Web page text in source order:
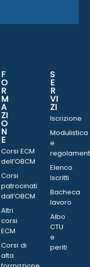
F
O
R
M
A
ZI
O
N
E
Corsi ECM
dell’OBCM
Corsi
patrocinati
dall’OBCM
Altri
corsi
ECM
Corsi di
alta
S
E
R
VI
ZI
Iscrizione
Modulistica
e
Elenco
Iscritti
Bacheca
lavoro
Albo
CTU
e
periti